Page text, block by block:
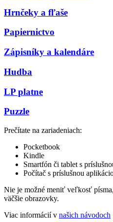
Hrnčeky a fľaše
Papiernictvo
Zápisníky a kalendáre
Hudba
LP platne
Puzzle
Prečítate na zariadeniach:
Pocketbook
Kindle
Smartfón či tablet s
Počítač s príslušnou
Nie je možné meniť veľkosť
väčšie obrazovky.
Viac informácií v našich návodoch